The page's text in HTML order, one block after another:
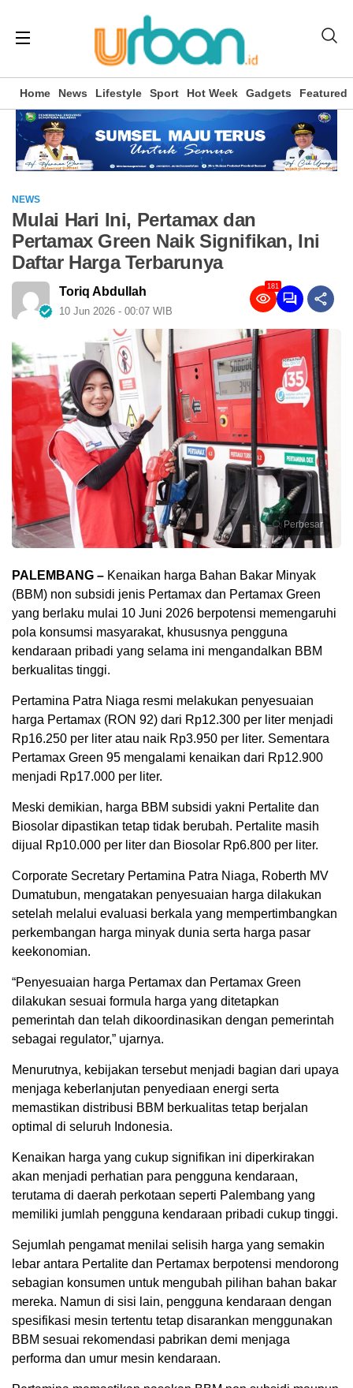
Home News Lifestyle Sport Hot Week Gadgets Featured
NEWS
Mulai Hari Ini, Pertamax dan
Pertamax Green Naik Signifikan, Ini
Daftar Harga Terbarunya
Toriq Abdullah
10 Jun 2026 - 00:07 WIB
181
Perbesar
PALEMBANG – Kenaikan harga Bahan Bakar Minyak
(BBM) non subsidi jenis Pertamax dan Pertamax Green
yang berlaku mulai 10 Juni 2026 berpotensi memengaruhi
pola konsumsi masyarakat, khususnya pengguna
kendaraan pribadi yang selama ini mengandalkan BBM
berkualitas tinggi.
Pertamina Patra Niaga resmi melakukan penyesuaian
harga Pertamax (RON 92) dari Rp12.300 per liter menjadi
Rp16.250 per liter atau naik Rp3.950 per liter. Sementara
Pertamax Green 95 mengalami kenaikan dari Rp12.900
menjadi Rp17.000 per liter.
Meski demikian, harga BBM subsidi yakni Pertalite dan
Biosolar dipastikan tetap tidak berubah. Pertalite masih
dijual Rp10.000 per liter dan Biosolar Rp6.800 per liter.
Corporate Secretary Pertamina Patra Niaga, Roberth MV
Dumatubun, mengatakan penyesuaian harga dilakukan
setelah melalui evaluasi berkala yang mempertimbangkan
perkembangan harga minyak dunia serta harga pasar
keekonomian.
“Penyesuaian harga Pertamax dan Pertamax Green
dilakukan sesuai formula harga yang ditetapkan
pemerintah dan telah dikoordinasikan dengan pemerintah
sebagai regulator,” ujarnya.
Menurutnya, kebijakan tersebut menjadi bagian dari upaya
menjaga keberlanjutan penyediaan energi serta
memastikan distribusi BBM berkualitas tetap berjalan
optimal di seluruh Indonesia.
Kenaikan harga yang cukup signifikan ini diperkirakan
akan menjadi perhatian para pengguna kendaraan,
terutama di daerah perkotaan seperti Palembang yang
memiliki jumlah pengguna kendaraan pribadi cukup tinggi.
Sejumlah pengamat menilai selisih harga yang semakin
lebar antara Pertalite dan Pertamax berpotensi mendorong
sebagian konsumen untuk mengubah pilihan bahan bakar
mereka. Namun di sisi lain, pengguna kendaraan dengan
spesifikasi mesin tertentu tetap disarankan menggunakan
BBM sesuai rekomendasi pabrikan demi menjaga
performa dan umur mesin kendaraan.